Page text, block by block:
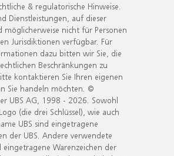
& regulatorische Hinweise.
Dienstleistungen, auf dieser
möglicherweise nicht für Personen
Jurisdiktionen verfügbar. Für
dazu bitten wir Sie, die
Beschränkungen zu
kontaktieren Sie Ihren eigenen
Sie handeln möchten. ©
UBS AG, 1998 - 2026. Sowohl
(die drei Schlüssel), wie auch
UBS sind eingetragene
der UBS. Andere verwendete
eingetragene Warenzeichen der